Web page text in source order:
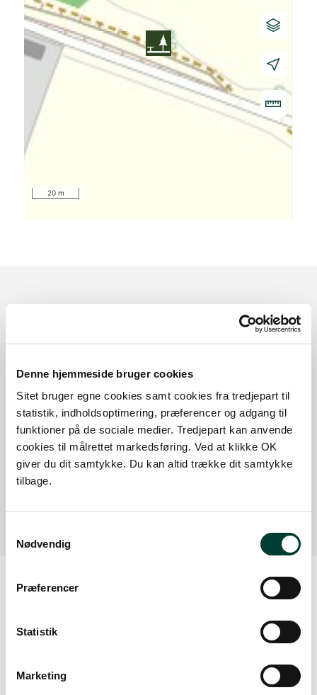
Denne hjemmeside bruger cookies
Sitet bruger egne cookies samt cookies fra tredjepart til
statistik, indholdsoptimering, præferencer og adgang til
funktioner på de sociale medier. Tredjepart kan anvende
cookies til målrettet markedsføring. Ved at klikke OK
giver du dit samtykke. Du kan altid trække dit samtykke
tilbage.
Nødvendig
Præferencer
Statistik
Marketing
20 m
Parkering
Med offentlig transport
Google Maps
Der er ingen parkeringspladser i umiddelbar nærhed